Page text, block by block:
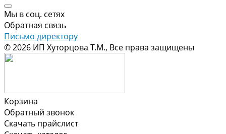
Мы в соц. сетях
Обратная связь
Письмо директору
© 2026 ИП Хуторцова Т.М., Все права защищены
Корзина
Обратный звонок
Скачать прайслист